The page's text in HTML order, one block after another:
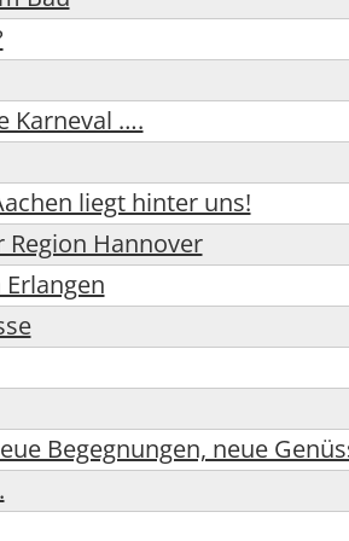
Karneval ….
liegt hinter uns!
Region Hannover
Begegnungen, neue